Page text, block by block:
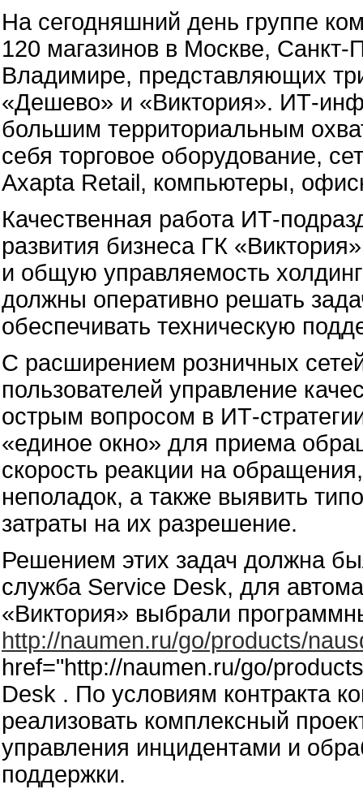
На сегодняшний день группе
120 магазинов в Москве, Санкт-
Владимире, представляющих
«Дешево» и «Виктория». ИТ-
большим территориальным
себя торговое оборудование,
Axapta Retail, компьютеры,
Качественная работа ИТ-
развития бизнеса ГК
и общую управляемость
должны оперативно решать
обеспечивать техническую
С расширением розничных
пользователей управление
острым вопросом в ИТ-
«единое окно» для приема
скорость реакции на
неполадок, а также выявить
затраты на их разрешение.
Решением этих задач должна
служба Service Desk, для
«Виктория» выбрали
http://naumen.ru/go/products/
href="http://naumen.ru/go/
Desk . По условиям контракта
реализовать комплексный
управления инцидентами и
поддержки.